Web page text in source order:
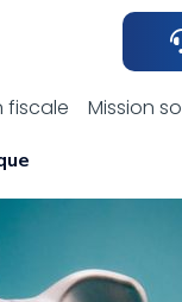
fiscale Mission